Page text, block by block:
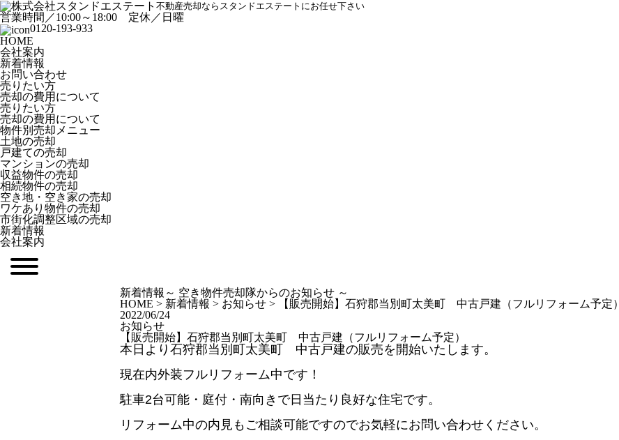
不動産売却ならスタンドエステートにお任せ下さい
営業時間／10:00～18:00 定休／日曜
0120-193-933
HOME
会社案内
新着情報
お問い合わせ
売りたい方
売却の費用について
売りたい方
売却の費用について
物件別売却メニュー
土地の売却
戸建ての売却
マンションの売却
収益物件の売却
相続物件の売却
空き地・空き家の売却
ワケあり物件の売却
市街化調整区域の売却
新着情報
会社案内
新着情報 ～ 空き物件売却隊からのお知らせ ～
HOME > 新着情報 > お知らせ >
【販売開始】石狩郡当別町太美町 中古戸建（フルリフォーム予定）
2022/06/24
お知らせ
【販売開始】石狩郡当別町太美町 中古戸建（フルリフォーム予定）
本日より石狩郡当別町太美町 中古戸建の販売を開始いたします。
現在内外装フルリフォーム中です！
駐車2台可能・庭付・南向きで日当たり良好な住宅です。
リフォーム中の内見もご相談可能ですのでお気軽にお問い合わせください。